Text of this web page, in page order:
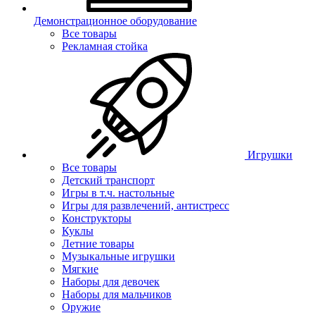
Демонстрационное оборудование
Все товары
Рекламная стойка
Игрушки
Все товары
Детский транспорт
Игры в т.ч. настольные
Игры для развлечений, антистресс
Конструкторы
Куклы
Летние товары
Музыкальные игрушки
Мягкие
Наборы для девочек
Наборы для мальчиков
Оружие